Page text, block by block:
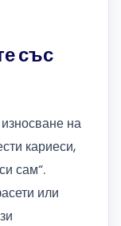
със
на
кариеси,
сам“.
или